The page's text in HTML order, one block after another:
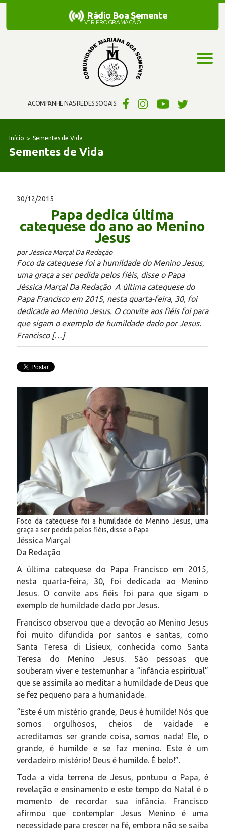
ACOMPANHE NAS REDES SOCIAIS:
Rádio Boa Semente
Rádio Boa Semente
VER PROGRAMAÇÃO
Início Sementes de Vida
Sementes de Vida
30/12/2015
Papa dedica última
catequese do ano ao Menino
Jesus
por Jéssica Marçal Da Redação
Foco da catequese foi a humildade do Menino Jesus,
uma graça a ser pedida pelos fiéis, disse o Papa
Jéssica Marçal Da Redação A última catequese do
Papa Francisco em 2015, nesta quarta-feira, 30, foi
dedicada ao Menino Jesus. O convite aos fiéis foi para
que sigam o exemplo de humildade dado por Jesus.
Francisco […]
Foco da catequese foi a humildade do Menino Jesus, uma
graça a ser pedida pelos fiéis, disse o Papa
Jéssica Marçal
Da Redação
A última catequese do Papa Francisco em 2015,
nesta quarta-feira, 30, foi dedicada ao Menino
Jesus. O convite aos fiéis foi para que sigam o
exemplo de humildade dado por Jesus.
Francisco observou que a devoção ao Menino Jesus
foi muito difundida por santos e santas, como
Santa Teresa di Lisieux, conhecida como Santa
Teresa do Menino Jesus. São pessoas que
souberam viver e testemunhar a “infância espiritual”
que se assimila ao meditar a humildade de Deus que
se fez pequeno para a humanidade.
“Este é um mistério grande, Deus é humilde! Nós que
somos orgulhosos, cheios de vaidade e
acreditamos ser grande coisa, somos nada! Ele, o
grande, é humilde e se faz menino. Este é um
verdadeiro mistério! Deus é humilde. É belo!”.
Toda a vida terrena de Jesus, pontuou o Papa, é
revelação e ensinamento e este tempo do Natal é o
momento de recordar sua infância. Francisco
afirmou que contemplar Jesus Menino é uma
necessidade para crescer na fé, embora não se saiba